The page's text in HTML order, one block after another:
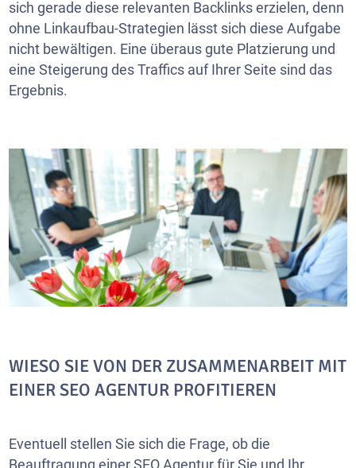
sich gerade diese relevanten Backlinks erzielen, denn
ohne Linkaufbau-Strategien lässt sich diese Aufgabe
nicht bewältigen. Eine überaus gute Platzierung und
eine Steigerung des Traffics auf Ihrer Seite sind das
Ergebnis.
WIESO SIE VON DER ZUSAMMENARBEIT MIT
EINER SEO AGENTUR PROFITIEREN
Eventuell stellen Sie sich die Frage, ob die